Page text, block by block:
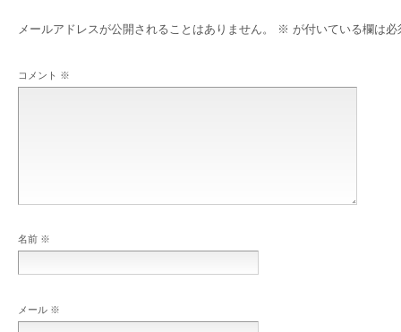
メールアドレスが公開されることはありません。 ※ が付いている欄は必
コメント ※
名前 ※
メール ※